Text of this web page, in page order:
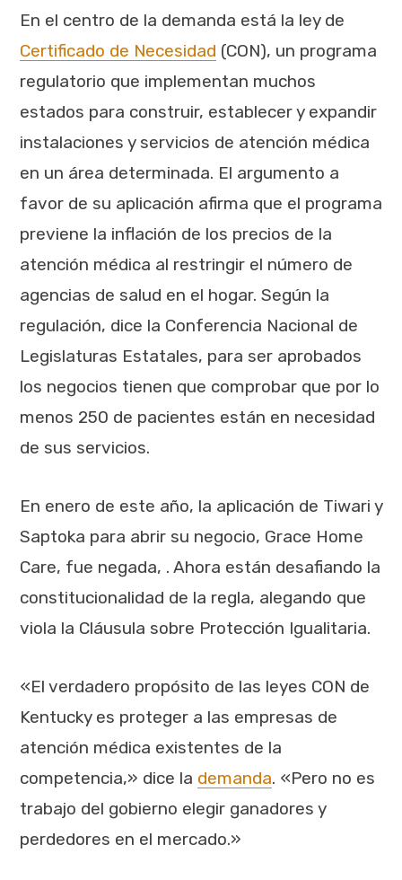
En el centro de la demanda está la ley de
Certificado de Necesidad (CON), un programa
regulatorio que implementan muchos
estados para construir, establecer y expandir
instalaciones y servicios de atención médica
en un área determinada. El argumento a
favor de su aplicación afirma que el programa
previene la inflación de los precios de la
atención médica al restringir el número de
agencias de salud en el hogar. Según la
regulación, dice la Conferencia Nacional de
Legislaturas Estatales, para ser aprobados
los negocios tienen que comprobar que por lo
menos 250 de pacientes están en necesidad
de sus servicios.
En enero de este año, la aplicación de Tiwari y
Saptoka para abrir su negocio, Grace Home
Care, fue negada, . Ahora están desafiando la
constitucionalidad de la regla, alegando que
viola la Cláusula sobre Protección Igualitaria.
«El verdadero propósito de las leyes CON de
Kentucky es proteger a las empresas de
atención médica existentes de la
competencia,» dice la demanda. «Pero no es
trabajo del gobierno elegir ganadores y
perdedores en el mercado.»